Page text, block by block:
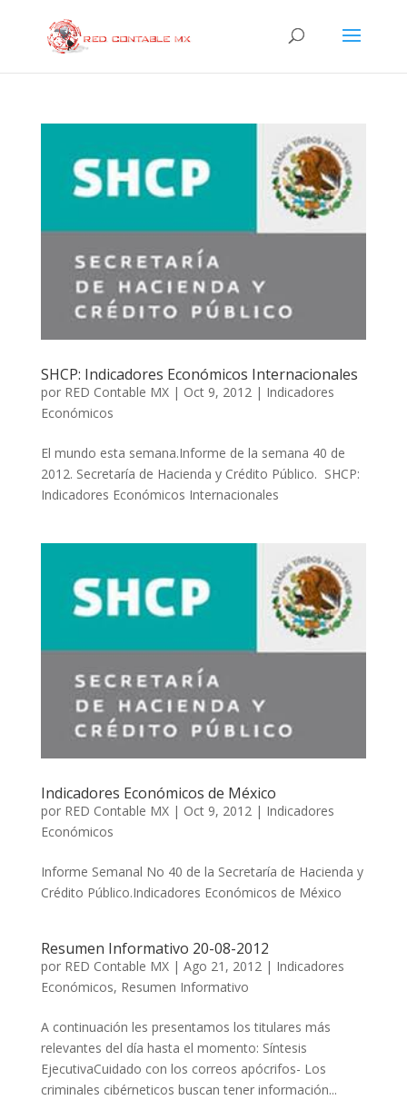
SHCP: Indicadores Económicos Internacionales
por RED Contable MX| Oct 9, 2012 | Indicadores
Económicos
El mundo esta semana.Informe de la semana 40 de
2012. Secretaría de Hacienda y Crédito Público. SHCP:
Indicadores Económicos Internacionales
Indicadores Económicos de México
por RED Contable MX| Oct 9, 2012| Indicadores
Económicos
Informe Semanal No 40 de la Secretaría de Hacienda y
Crédito Público.Indicadores Económicos de México
Resumen Informativo 20-08-2012
por RED Contable MX| Ago 21, 2012| Indicadores
Económicos, Resumen Informativo
A continuación les presentamos los titulares más
relevantes del día hasta el momento: Síntesis
EjecutivaCuidado con los correos apócrifos- Los
criminales cibérneticos buscan tener información...